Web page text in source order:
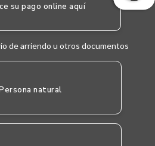
su pago online aquí
de arriendo u otros documentos
natural